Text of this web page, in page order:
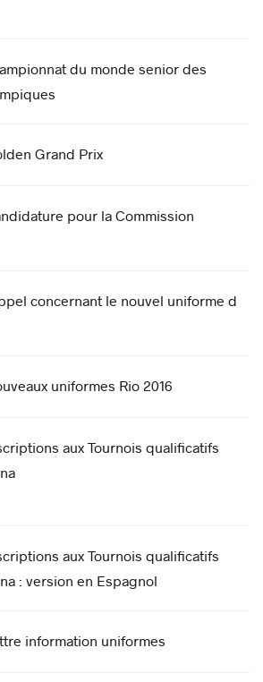
du monde senior des
Grand Prix
pour la Commission
concernant le nouvel uniforme d
uniformes Rio 2016
aux Tournois qualificatifs
aux Tournois qualificatifs
: version en Espagnol
information uniformes